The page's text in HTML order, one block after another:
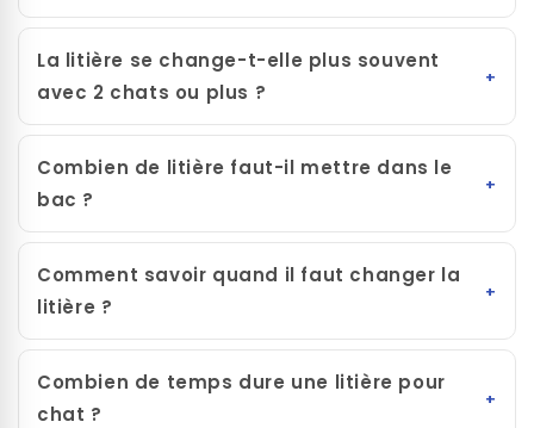
La litière se change-t-elle plus souvent
avec 2 chats ou plus ?
Combien de litière faut-il mettre dans le
bac ?
Comment savoir quand il faut changer la
litière ?
Combien de temps dure une litière pour
chat ?